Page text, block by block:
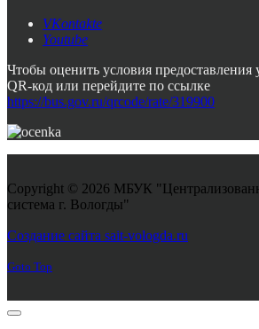
VKontakte
Youtube
Чтобы оценить условия предоставления
QR-код или перейдите по ссылке
https://bus.gov.ru/qrcode/rate/319900
Copyright © 2026 МБУК
система г. Вологды"
Создание сайта sait-vologda.ru
Goto Top